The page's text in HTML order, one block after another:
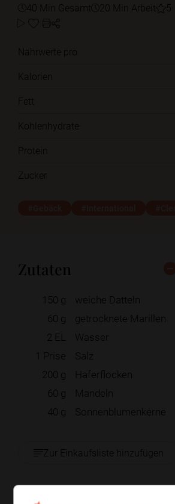
40 Min Gesamt 20 Min Arbeit 5
Nährwerte pro
Kalorien
Fett
Kohlenhydrate
Protein
Zucker
Zutaten
150 g
weiche Datteln
60 g
getrocknete Marillen
2 EL
Wasser
1 Prise
Salz
200 g
Haferflocken
60 g
Mandeln
40 g Sonnenblumenkerne
Zur Einkaufsliste hinzufügen